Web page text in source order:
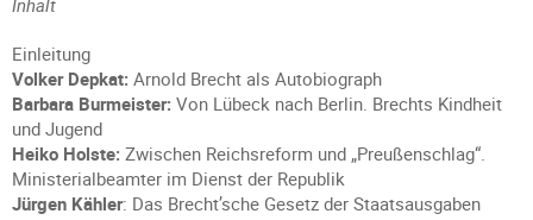
Inhalt
Einleitung
Volker Depkat: Arnold Brecht als Autobiograph
Barbara Burmeister: Von Lübeck nach Berlin. Brechts Kindheit
und Jugend
Heiko Holste: Zwischen Reichsreform und „Preußenschlag“.
Ministerialbeamter im Dienst der Republik
Jürgen Kähler: Das Brecht’sche Gesetz der Staatsausgaben